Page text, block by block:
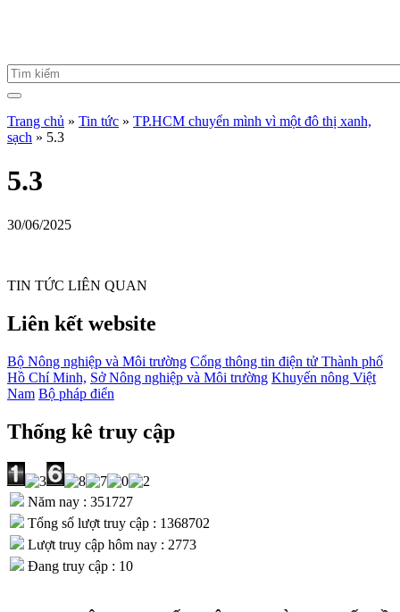
Trang chủ » Tin tức » TP.HCM chuyển mình vì một đô thị xanh,
sạch » 5.3
5.3
30/06/2025
TIN TỨC LIÊN QUAN
Liên kết website
Bộ Nông nghiệp và Môi trường Cổng thông tin điện tử Thành phố
Hồ Chí Minh, Sở Nông nghiệp và Môi trường Khuyến nông Việt
Nam Bộ pháp điển
Thống kê truy cập
Năm nay : 351727
Tổng số lượt truy cập : 1368702
Lượt truy cập hôm nay : 2773
Đang truy cập : 10